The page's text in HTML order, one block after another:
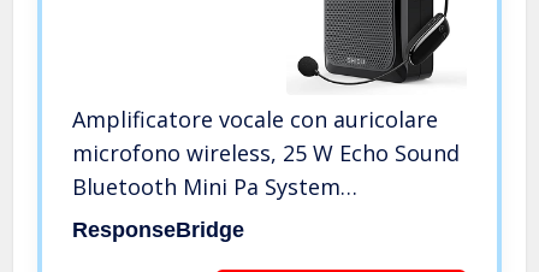
Amplificatore vocale con auricolare
microfono wireless, 25 W Echo Sound
Bluetooth Mini Pa System
Amplificazione vocale portatile,
ResponseBridge